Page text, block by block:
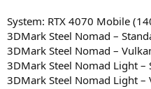
System: RTX 4070 Mobile
3DMark Steel Nomad –
3DMark Steel Nomad –
3DMark Steel Nomad Light –
3DMark Steel Nomad Light –